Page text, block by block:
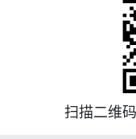
扫描二维